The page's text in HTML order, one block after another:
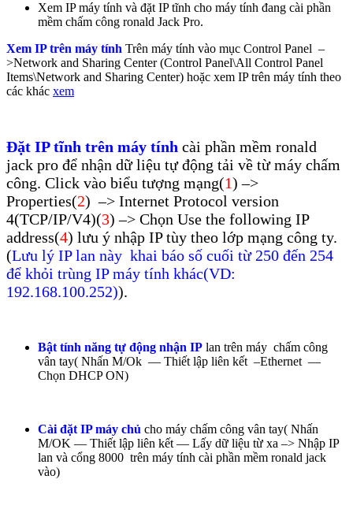
Xem IP máy tính và đặt IP tĩnh cho máy tính đang cài phần
mềm chấm công ronald Jack Pro.
Xem IP trên máy tính Trên máy tính vào mục Control Panel –
>Network and Sharing Center (Control Panel\All Control Panel
Items\Network and Sharing Center) hoặc xem IP trên máy tính theo
các khác xem
Đặt IP tĩnh trên máy tính cài phần mềm ronald
jack pro để nhận dữ liệu tự động tải về từ máy chấm
công. Click vào biểu tượng mạng(1) –>
Properties(2) –> Internet Protocol version
4(TCP/IP/V4)(3) –> Chọn Use the following IP
address(4) lưu ý nhập IP tùy theo lớp mạng công ty.
(Lưu lý IP lan này khai báo số cuối từ 250 đến 254
để khỏi trùng IP máy tính khác(VD:
192.168.100.252)).
Bật tính năng tự động nhận IP lan trên máy chấm công
vân tay( Nhấn M/Ok — Thiết lập liên kết –Ethernet —
Chọn DHCP ON)
Cài đặt IP máy chủ cho máy chấm công vân tay( Nhấn
M/OK — Thiết lập liên kết — Lấy dữ liệu từ xa –> Nhập IP
lan và cổng 8000 trên máy tính cài phần mềm ronald jack
vào)